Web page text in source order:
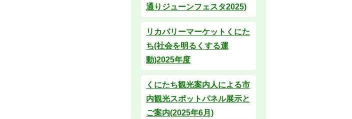
通りジューンフェスタ2025)
リカバリーマーケットくにた
ち(社会を明るくする運
動)2025年度
くにたち観光案内人による市
内観光スポットパネル展示と
ご案内(2025年6月)